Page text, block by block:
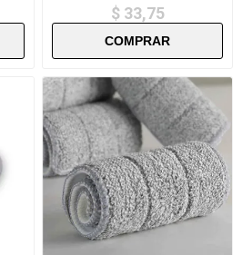
$ 33,75